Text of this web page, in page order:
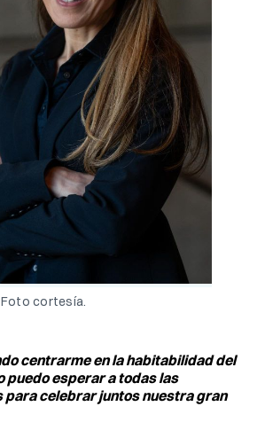
cortesía.
centrarme en la habitabilidad del
puedo esperar a todas las
para celebrar juntos nuestra gran